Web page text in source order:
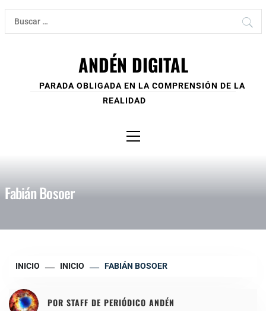
Ir
contenido
Buscar:
ANDÉN DIGITAL
PARADA OBLIGADA EN LA COMPRENSIÓN DE LA
REALIDAD
principal
Fabián Bosoer
INICIO INICIO FABIÁN BOSOER
POR STAFF DE PERIÓDICO ANDÉN